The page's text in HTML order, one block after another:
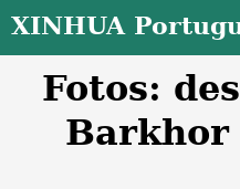
XINHUA
Fotos:
Barkhor